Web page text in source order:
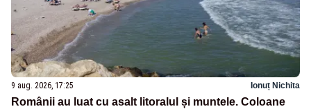
9 aug. 2026, 17:25 Ionuț Nichita
Românii au luat cu asalt litoralul și muntele. Coloane